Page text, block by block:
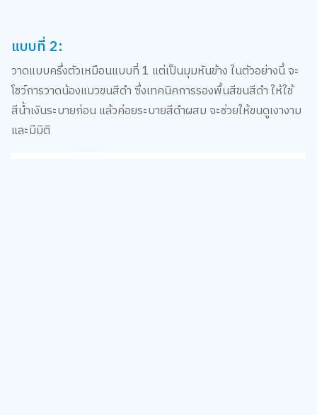
แบบที่ 2:
วาดแบบครึ่งตัวเหมือนแบบที่ 1 แต่เป็นมุมหันข้าง ในตัวอย่างนี้ จะ
โชว์การวาดน้องแมวขนสีดำ ซึ่งเทคนิคการรองพื้นสีขนสีดำ ให้ใช้
สีน้ำเงินระบายก่อน แล้วค่อยระบายสีดำผสม จะช่วยให้ขนดูเงางาม
และมีมิติ